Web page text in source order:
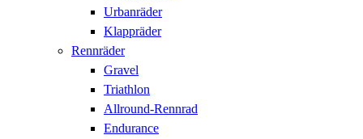
Urbanräder
Klappräder
Rennräder
Gravel
Triathlon
Allround-Rennrad
Endurance